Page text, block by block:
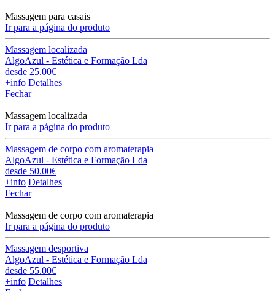
Massagem para casais
Ir para a página do produto
Massagem localizada
AlgoAzul - Estética e Formação Lda
desde 25.00€
+info Detalhes
Fechar
Massagem localizada
Ir para a página do produto
Massagem de corpo com aromaterapia
AlgoAzul - Estética e Formação Lda
desde 50.00€
+info Detalhes
Fechar
Massagem de corpo com aromaterapia
Ir para a página do produto
Massagem desportiva
AlgoAzul - Estética e Formação Lda
desde 55.00€
+info Detalhes